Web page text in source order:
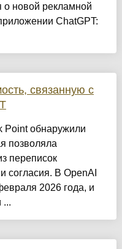
новой рекламной
ChatGPT:
связанную с
Point обнаружили
позволяла
переписок
согласия. В OpenAI
2026 года, и
...